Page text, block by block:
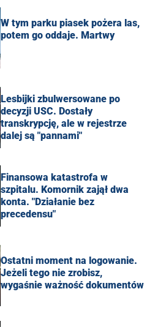
W tym parku piasek pożera las,
potem go oddaje. Martwy
Lesbijki zbulwersowane po
decyzji USC. Dostały
transkrypcję, ale w rejestrze
dalej są "pannami"
Finansowa katastrofa w
szpitalu. Komornik zajął dwa
konta. "Działanie bez
precedensu"
Ostatni moment na logowanie.
Jeżeli tego nie zrobisz,
wygaśnie ważność dokumentów